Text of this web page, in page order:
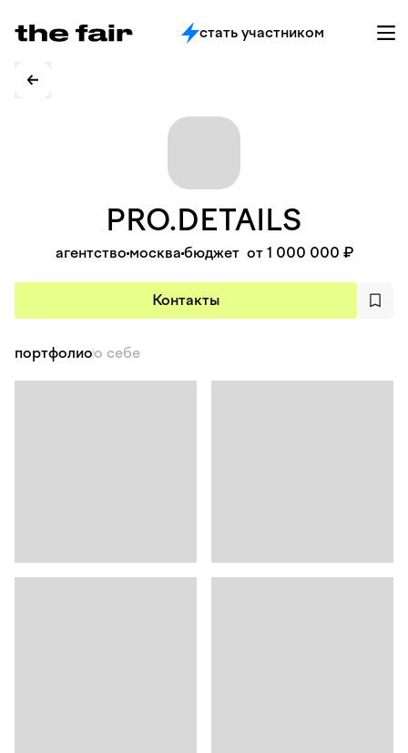
стать участником
PRO.DETAILS
агентствомосквабюджет от 1 000 000 ₽
Контакты
портфолиоо себе